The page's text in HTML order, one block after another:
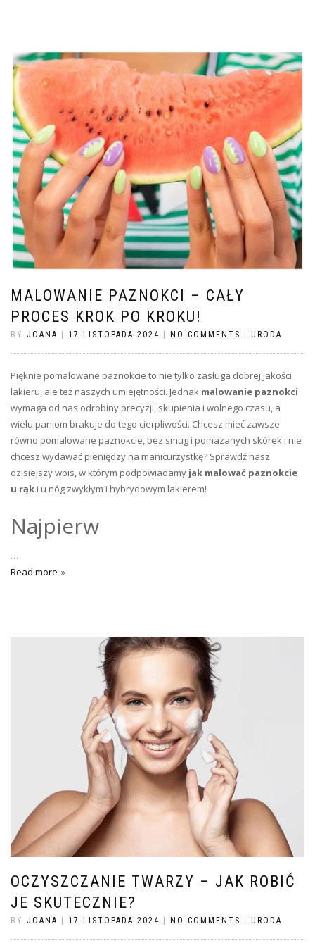
MALOWANIE PAZNOKCI – CAŁY
PROCES KROK PO KROKU!
BY JOANA | 17 LISTOPADA 2024 | NO COMMENTS | URODA
Pięknie pomalowane paznokcie to nie tylko zasługa dobrej jakości
lakieru, ale też naszych umiejętności. Jednak malowanie paznokci
wymaga od nas odrobiny precyzji, skupienia i wolnego czasu, a
wielu paniom brakuje do tego cierpliwości. Chcesz mieć zawsze
równo pomalowane paznokcie, bez smug i pomazanych skórek i nie
chcesz wydawać pieniędzy na manicurzystkę? Sprawdź nasz
dzisiejszy wpis, w którym podpowiadamy jak malować paznokcie
u rąk i u nóg zwykłym i hybrydowym lakierem!
Najpierw
…
Read more
OCZYSZCZANIE TWARZY – JAK ROBIĆ
JE SKUTECZNIE?
BY JOANA 17 LISTOPADA 2024 NO COMMENTS URODA